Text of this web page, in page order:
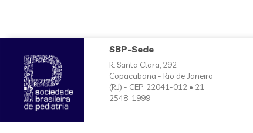
SBP-Sede
R. Santa Clara, 292
Copacabana - Rio de Janeiro
(RJ) - CEP: 22041-012 • 21
2548-1999